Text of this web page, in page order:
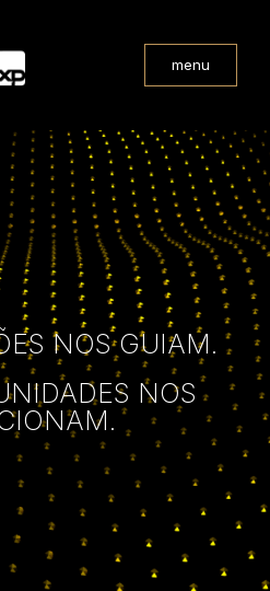
menu
NOS GUIAM.
NOS